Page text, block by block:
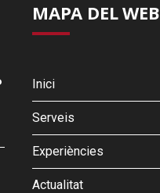
MAPA DEL WEB
Inici
Serveis
Experiències
Actualitat